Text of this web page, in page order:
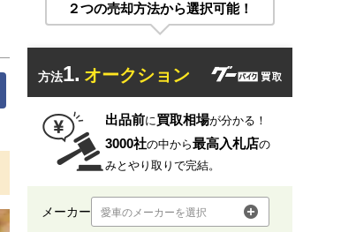
２つの売却方法から選択可能！
方法1. オークション
出品前に買取相場が分かる！
3000社の中から最高入札店の
みとやり取りで完結。
メーカー 愛車のメーカーを選択